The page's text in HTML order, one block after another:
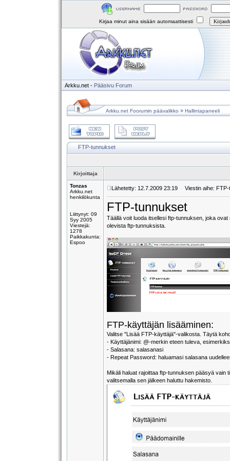
Kirjaa minut aina sisään automaattisesti
Arkku.net - Pääsivu Forum
Arkku.net Foorumin päävalikko » Hallintapaneeli
FTP-tunnukset
Kirjoittaja
Tonzas
Arkku.net
henkilökunta
Liittynyt: 09
Syy 2005
Viestejä:
1278
Paikkakunta:
Espoo
Lähetetty: 12.7.2009 23:19 Viestin aihe:
FTP-tunnukset
Täällä voit luoda itsellesi ftp-tunnuksen, joka
olevista ftp-tunnuksista.
FTP-käyttäjän lisääminen:
Valitse "Lisää FTP-käyttäjä"-valikosta. Täytä
- Käyttäjänimi: @-merkin eteen tuleva,
- Salasana: salasanasi
- Repeat Password: haluamasi salasana
Mikäli haluat rajoittaa ftp-tunnuksen pääsyä vain
valitsemalla sen jälkeen haluttu hakemisto.